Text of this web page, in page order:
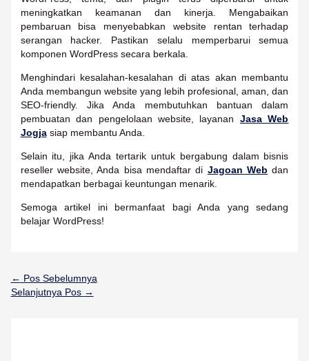
meningkatkan keamanan dan kinerja. Mengabaikan
pembaruan bisa menyebabkan website rentan terhadap
serangan hacker. Pastikan selalu memperbarui semua
komponen WordPress secara berkala.
Menghindari kesalahan-kesalahan di atas akan membantu
Anda membangun website yang lebih profesional, aman, dan
SEO-friendly. Jika Anda membutuhkan bantuan dalam
pembuatan dan pengelolaan website, layanan Jasa Web
Jogjasiap membantu Anda.
Selain itu, jika Anda tertarik untuk bergabung dalam bisnis
reseller website, Anda bisa mendaftar di Jagoan Web dan
mendapatkan berbagai keuntungan menarik.
Semoga artikel ini bermanfaat bagi Anda yang sedang
belajar WordPress!
← Pos Sebelumnya
Selanjutnya Pos →